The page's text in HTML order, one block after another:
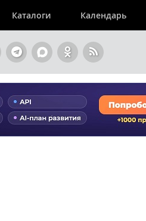
Каталоги Календарь